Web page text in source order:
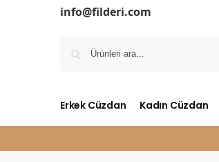
info@filderi.com
Erkek Cüzdan Kadın Cüzdan